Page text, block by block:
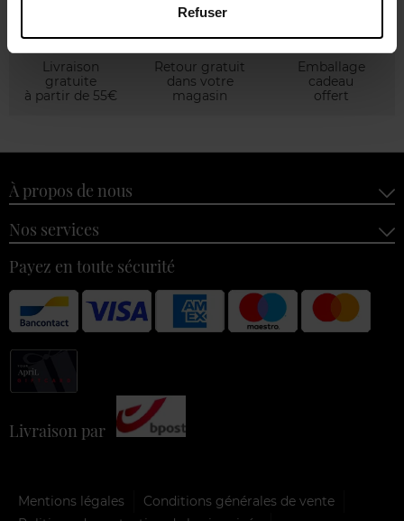
Refuser
Livraison
gratuite
à partir de 55€
Retour gratuit
dans votre
magasin
Emballage
cadeau
offert
À propos de nous
Nos services
Payez en toute sécurité
Livraison par
Mentions légales
Conditions générales de vente